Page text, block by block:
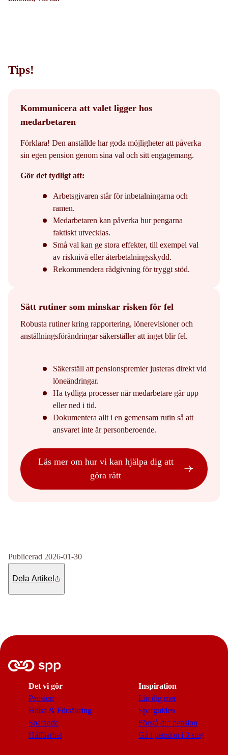
Tips!
Kommunicera att valet ligger hos
medarbetaren
Förklara! Den anställde har goda möjligheter att påverka
sin egen pension genom sina val och sitt engagemang.
Gör det tydligt att:
Arbetsgivaren står för inbetalningarna och
ramen.
Medarbetaren kan påverka hur pengarna
faktiskt utvecklas.
Små val kan ge stora effekter, till exempel val
av risknivå eller återbetalningsskydd.
Rekommendera rådgivning för tryggt stöd.
Sätt rutiner som minskar risken för fel
Robusta rutiner kring rapportering, lönerevisioner och
anställningsförändringar säkerställer att inget blir fel.
Säkerställ att pensionspremier justeras direkt vid
löneändringar.
Ha tydliga processer när medarbetare går upp
eller ned i tid.
Dokumentera allt i en gemensam rutin så att
ansvaret inte är personberoende.
Läs mer om hur vi kan hjälpa dig att
göra rätt
Publicerad 2026-01-30
Dela Artikel
Det vi gör
Pension
Hälsa & Försäkring
Sparande
Hållbarhet
Inspiration
Lär dig mer
Sparguiden
Förstå din pension
Gå i pension i 3 steg